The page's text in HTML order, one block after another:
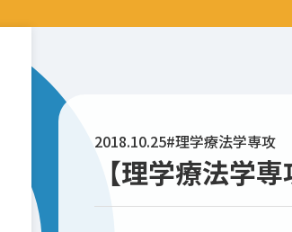
2018.10.25#理学療法学専攻
【理学療法学